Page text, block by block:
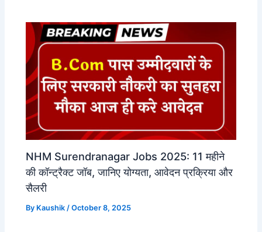
NHM Surendranagar Jobs 2025: 11 महीने
की कॉन्ट्रैक्ट जॉब, जानिए योग्यता, आवेदन प्रक्रिया और
सैलरी
By Kaushik/October 8, 2025